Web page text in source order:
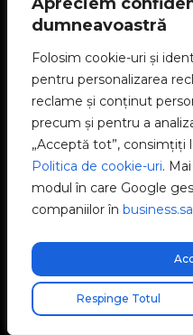
dumneavoastră
Folosim cookie-uri și
pentru personalizarea
reclame și conținut
precum și pentru a
„Acceptă tot”, consimțiți
Politica de cookie-uri.
modul în care Google
companiilor în
Respinge Totul
info@v2charge.com
COMPANIE
Comunitatea V2C
Lucrează cu noi
Încărcătoare electrice
V2C Power
V2C Cloud